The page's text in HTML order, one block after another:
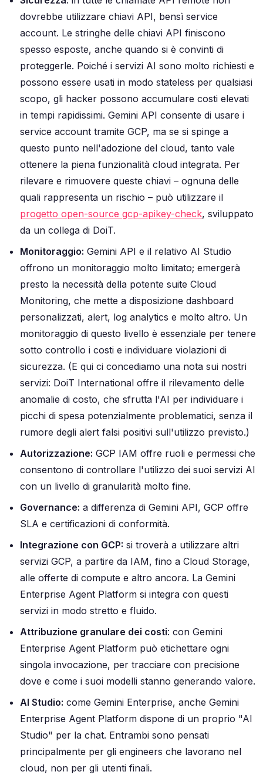
dovrebbe utilizzare chiavi API, bensì service
account. Le stringhe delle chiavi API finiscono
spesso esposte, anche quando si è convinti di
proteggerle. Poiché i servizi AI sono molto richiesti e
possono essere usati in modo stateless per qualsiasi
scopo, gli hacker possono accumulare costi elevati
in tempi rapidissimi. Gemini API consente di usare i
service account tramite GCP, ma se si spinge a
questo punto nell'adozione del cloud, tanto vale
ottenere la piena funzionalità cloud integrata. Per
rilevare e rimuovere queste chiavi – ognuna delle
quali rappresenta un rischio – può utilizzare il
progetto open-source gcp-apikey-check, sviluppato
da un collega di DoiT.
Monitoraggio: Gemini API e il relativo AI Studio
offrono un monitoraggio molto limitato; emergerà
presto la necessità della potente suite Cloud
Monitoring, che mette a disposizione dashboard
personalizzati, alert, log analytics e molto altro. Un
monitoraggio di questo livello è essenziale per tenere
sotto controllo i costi e individuare violazioni di
sicurezza. (E qui ci concediamo una nota sui nostri
servizi: DoiT International offre il rilevamento delle
anomalie di costo, che sfrutta l'AI per individuare i
picchi di spesa potenzialmente problematici, senza il
rumore degli alert falsi positivi sull'utilizzo previsto.)
Autorizzazione: GCP IAM offre ruoli e permessi che
consentono di controllare l'utilizzo dei suoi servizi AI
con un livello di granularità molto fine.
Governance: a differenza di Gemini API, GCP offre
SLA e certificazioni di conformità.
Integrazione con GCP: si troverà a utilizzare altri
servizi GCP, a partire da IAM, fino a Cloud Storage,
alle offerte di compute e altro ancora. La Gemini
Enterprise Agent Platform si integra con questi
servizi in modo stretto e fluido.
Attribuzione granulare dei costi: con Gemini
Enterprise Agent Platform può etichettare ogni
singola invocazione, per tracciare con precisione
dove e come i suoi modelli stanno generando valore.
AI Studio: come Gemini Enterprise, anche Gemini
Enterprise Agent Platform dispone di un proprio "AI
Studio" per la chat. Entrambi sono pensati
principalmente per gli engineers che lavorano nel
cloud, non per gli utenti finali.